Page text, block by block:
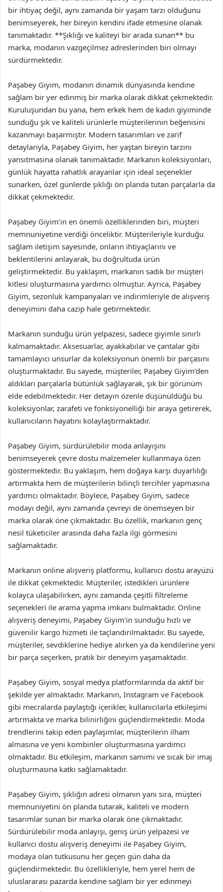
bir ihtiyaç değil, aynı zamanda bir yaşam tarzı olduğunu
benimseyerek, her bireyin kendini ifade etmesine olanak
tanımaktadır. **Şıklığı ve kaliteyi bir arada sunan** bu
marka, modanın vazgeçilmez adreslerinden biri olmayı
sürdürmektedir.
Paşabey Giyim, modanın dinamik dünyasında kendine
sağlam bir yer edinmiş bir marka olarak dikkat çekmektedir.
Kuruluşundan bu yana, hem erkek hem de kadın giyiminde
sunduğu şık ve kaliteli ürünlerle müşterilerinin beğenisini
kazanmayı başarmıştır. Modern tasarımları ve zarif
detaylarıyla, Paşabey Giyim, her yaştan bireyin tarzını
yansıtmasına olanak tanımaktadır. Markanın koleksiyonları,
günlük hayatta rahatlık arayanlar için ideal seçenekler
sunarken, özel günlerde şıklığı ön planda tutan parçalarla da
dikkat çekmektedir.
Paşabey Giyim’in en önemli özelliklerinden biri, müşteri
memnuniyetine verdiği önceliktir. Müşterileriyle kurduğu
sağlam iletişim sayesinde, onların ihtiyaçlarını ve
beklentilerini anlayarak, bu doğrultuda ürün
geliştirmektedir. Bu yaklaşım, markanın sadık bir müşteri
kitlesi oluşturmasına yardımcı olmuştur. Ayrıca, Paşabey
Giyim, sezonluk kampanyaları ve indirimleriyle de alışveriş
deneyimini daha cazip hale getirmektedir.
Markanın sunduğu ürün yelpazesi, sadece giyimle sınırlı
kalmamaktadır. Aksesuarlar, ayakkabılar ve çantalar gibi
tamamlayıcı unsurlar da koleksiyonun önemli bir parçasını
oluşturmaktadır. Bu sayede, müşteriler, Paşabey Giyim’den
aldıkları parçalarla bütünlük sağlayarak, şık bir görünüm
elde edebilmektedir. Her detayın özenle düşünüldüğü bu
koleksiyonlar, zarafeti ve fonksiyonelliği bir araya getirerek,
kullanıcıların hayatını kolaylaştırmaktadır.
Paşabey Giyim, sürdürülebilir moda anlayışını
benimseyerek çevre dostu malzemeler kullanmaya özen
göstermektedir. Bu yaklaşım, hem doğaya karşı duyarlılığı
artırmakta hem de müşterilerin bilinçli tercihler yapmasına
yardımcı olmaktadır. Böylece, Paşabey Giyim, sadece
modayı değil, aynı zamanda çevreyi de önemseyen bir
marka olarak öne çıkmaktadır. Bu özellik, markanın genç
nesil tüketiciler arasında daha fazla ilgi görmesini
sağlamaktadır.
Markanın online alışveriş platformu, kullanıcı dostu arayüzü
ile dikkat çekmektedir. Müşteriler, istedikleri ürünlere
kolayca ulaşabilirken, aynı zamanda çeşitli filtreleme
seçenekleri ile arama yapma imkanı bulmaktadır. Online
alışveriş deneyimi, Paşabey Giyim’in sunduğu hızlı ve
güvenilir kargo hizmeti ile taçlandırılmaktadır. Bu sayede,
müşteriler, sevdiklerine hediye alırken ya da kendilerine yeni
bir parça seçerken, pratik bir deneyim yaşamaktadır.
Paşabey Giyim, sosyal medya platformlarında da aktif bir
şekilde yer almaktadır. Markanın, Instagram ve Facebook
gibi mecralarda paylaştığı içerikler, kullanıcılarla etkileşimi
artırmakta ve marka bilinirliğini güçlendirmektedir. Moda
trendlerini takip eden paylaşımlar, müşterilerin ilham
almasına ve yeni kombinler oluşturmasına yardımcı
olmaktadır. Bu etkileşim, markanın samimi ve sıcak bir imaj
oluşturmasına katkı sağlamaktadır.
Paşabey Giyim, şıklığın adresi olmanın yanı sıra, müşteri
memnuniyetini ön planda tutarak, kaliteli ve modern
tasarımlar sunan bir marka olarak öne çıkmaktadır.
Sürdürülebilir moda anlayışı, geniş ürün yelpazesi ve
kullanıcı dostu alışveriş deneyimi ile Paşabey Giyim,
modaya olan tutkusunu her geçen gün daha da
güçlendirmektedir. Bu özellikleriyle, hem yerel hem de
uluslararası pazarda kendine sağlam bir yer edinmeyi